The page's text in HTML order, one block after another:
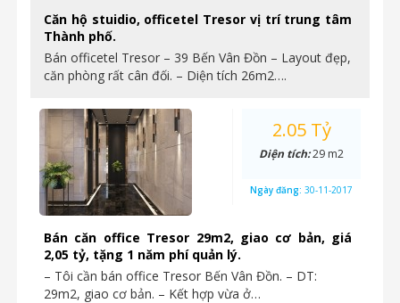
Căn hộ stuidio, officetel Tresor vị trí trung tâm
Thành phố.
Bán officetel Tresor – 39 Bến Vân Đồn – Layout đẹp,
căn phòng rất cân đối. – Diện tích 26m2….
Bán căn office Tresor 29m2, giao cơ bản, giá
2,05 tỷ, tặng 1 năm phí quản lý.
– Tôi cần bán office Tresor Bến Vân Đồn. – DT:
29m2, giao cơ bản. – Kết hợp vừa ở…
2.05 Tỷ
Diện tích:29 m2
Ngày đăng: 30-11-2017